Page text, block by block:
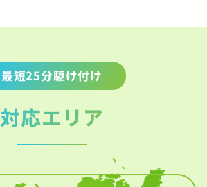
最短25分駆け付け
対応エリア